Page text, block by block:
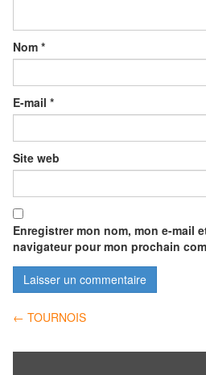
Nom *
E-mail *
Site web
Enregistrer mon nom, mon e-mail
navigateur pour mon prochain
Navigation
articles
← TOURNOIS